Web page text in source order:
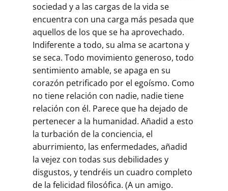
sociedad y a las cargas de la vida se
encuentra con una carga más pesada que
aquellos de los que se ha aprovechado.
Indiferente a todo, su alma se acartona y
se seca. Todo movimiento generoso, todo
sentimiento amable, se apaga en su
corazón petrificado por el egoísmo. Como
no tiene relación con nadie, nadie tiene
relación con él. Parece que ha dejado de
pertenecer a la humanidad. Añadid a esto
la turbación de la conciencia, el
aburrimiento, las enfermedades, añadid
la vejez con todas sus debilidades y
disgustos, y tendréis un cuadro completo
de la felicidad filosófica. (A un amigo.